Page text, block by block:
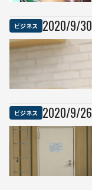
ビジネス 2020/9/30
ビジネス 2020/9/26